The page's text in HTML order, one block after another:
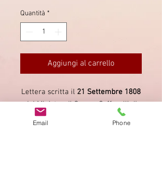
Quantità *
Aggiungi al carrello
Lettera scritta il 21 Settembre 1808
dal Ministro di Guerra Caffarelli di
Milano e spedita al Presidente della
Corte di Giustizia Civile e Criminale
Email Phone